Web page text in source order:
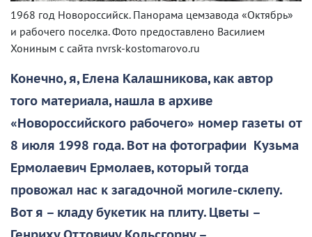
1968 год Новороссийск. Панорама цемзавода «Октябрь»
и рабочего поселка. Фото предоставлено Василием
Хониным с сайта nvrsk-kostomarovo.ru
Конечно, я, Елена Калашникова, как автор
того материала, нашла в архиве
«Новороссийского рабочего» номер газеты от
8 июля 1998 года. Вот на фотографии Кузьма
Ермолаевич Ермолаев, который тогда
провожал нас к загадочной могиле-склепу.
Вот я – кладу букетик на плиту. Цветы –